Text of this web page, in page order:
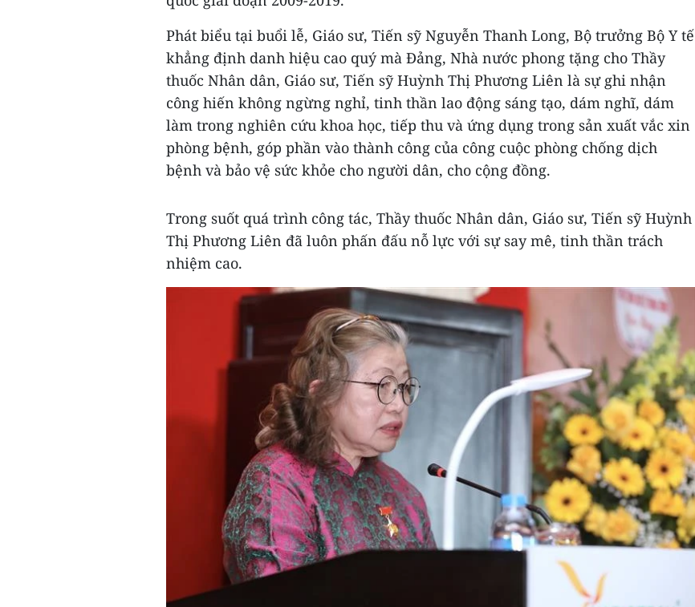
Phát biểu tại buổi lễ, Giáo sư, Tiến sỹ Nguyễn Thanh Long, Bộ trưởng Bộ Y tế
khẳng định danh hiệu cao quý mà Đảng, Nhà nước phong tặng cho Thầy
thuốc Nhân dân, Giáo sư, Tiến sỹ Huỳnh Thị Phương Liên là sự ghi nhận
công hiến không ngừng nghỉ, tinh thần lao động sáng tạo, dám nghĩ, dám
làm trong nghiên cứu khoa học, tiếp thu và ứng dụng trong sản xuất vắc xin
phòng bệnh, góp phần vào thành công của công cuộc phòng chống dịch
bệnh và bảo vệ sức khỏe cho người dân, cho cộng đồng.
Trong suốt quá trình công tác, Thầy thuốc Nhân dân, Giáo sư, Tiến sỹ Huỳnh
Thị Phương Liên đã luôn phấn đấu nỗ lực với sự say mê, tinh thần trách
nhiệm cao.